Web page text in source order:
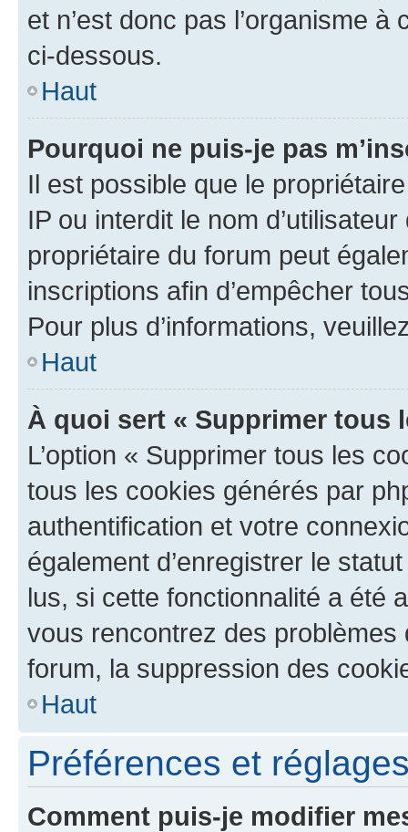
et n’est donc pas l’organisme
ci-dessous.
Haut
Pourquoi ne puis-je pas
Il est possible que le
IP ou interdit le nom
propriétaire du forum peut
inscriptions afin d’empêcher
Pour plus d’informations,
Haut
À quoi sert « Supprimer tous
L’option « Supprimer tous les
tous les cookies générés par
authentification et votre
également d’enregistrer le
lus, si cette fonctionnalité a été
vous rencontrez des
forum, la suppression des
Haut
Préférences et
Comment puis-je modifier